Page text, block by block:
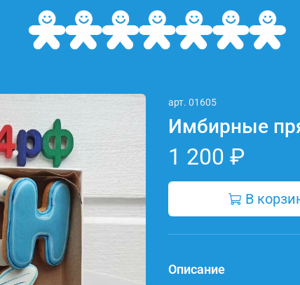
арт. 01605
Имбирные
1 200 ₽
В
Описание